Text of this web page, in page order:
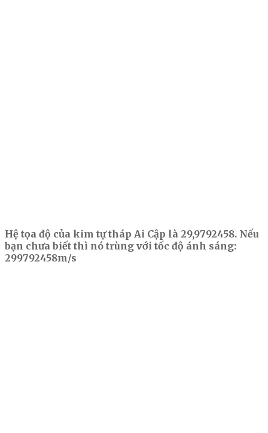
Hệ tọa độ của kim tự tháp Ai Cập là 29,9792458. Nếu
bạn chưa biết thì nó trùng với tốc độ ánh sáng:
299792458m/s